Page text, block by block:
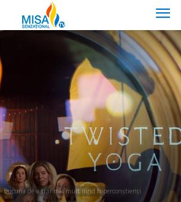
- bucuria de a trăi mai mult fiind hiperconștienți